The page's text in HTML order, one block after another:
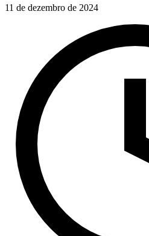
11 de dezembro de 2024